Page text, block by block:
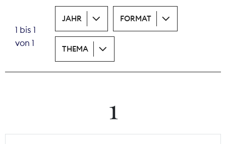
Recht
Tarifpolitik
Theodor-Wolff-Preis
1 bis 1
von 1
JAHR FORMAT
THEMA
1